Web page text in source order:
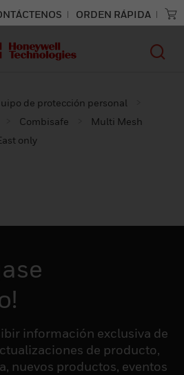
ORDEN RÁPIDA
de protección personal
Combisafe
Multi Mesh
only
información exclusiva de
de producto,
nuevos productos, eventos